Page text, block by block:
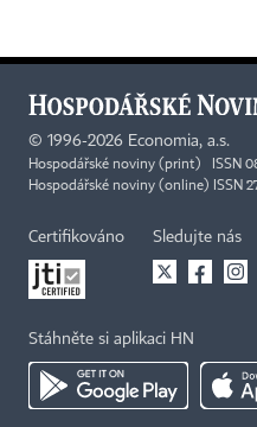
© 1996-2026 Economia, a.s.
Hospodářské noviny (print) ISSN
Hospodářské noviny (online) ISSN
Certifikováno Sledujte nás
Stáhněte si aplikaci HN